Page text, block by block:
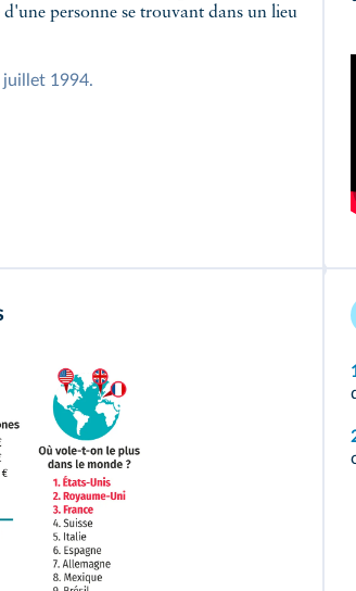
personne se trouvant dans un lieu
juillet 1994.